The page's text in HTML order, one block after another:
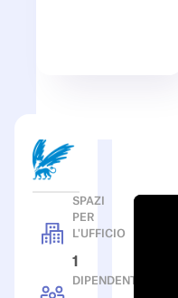
SPAZI
PER
L'UFFICIO
1
DIPENDENTI